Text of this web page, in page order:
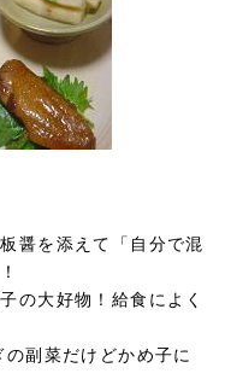
醤を添えて「自分で混
の大好物！給食によく
副菜だけどかめ子に